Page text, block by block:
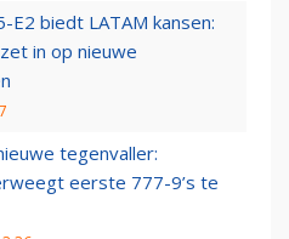
E2 biedt LATAM kansen:
in op nieuwe
tegenvaller:
eerste 777-9’s te